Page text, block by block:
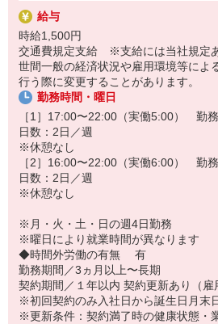
給与
時給1,500円
交通費規定支給 ※支給には当社規定
世間一般の経済状況や雇用環境等によ
行う際に変更することがあります。
勤務時間・曜日
［1］17:00〜22:00（実働5:00） 勤
日数：2日／週
※休憩なし
［2］16:00〜22:00（実働6:00） 勤
日数：2日／週
※休憩なし
※月・火・土・日の週4日勤務
※曜日により就業時間が異なります
◆時間外労働の有無 有
勤務期間／3ヵ月以上〜長期
契約期間／１年以内 契約更新あり（雇
※初回契約のみ入社日から誕生日月末
※更新条件：契約満了時の健康状態・